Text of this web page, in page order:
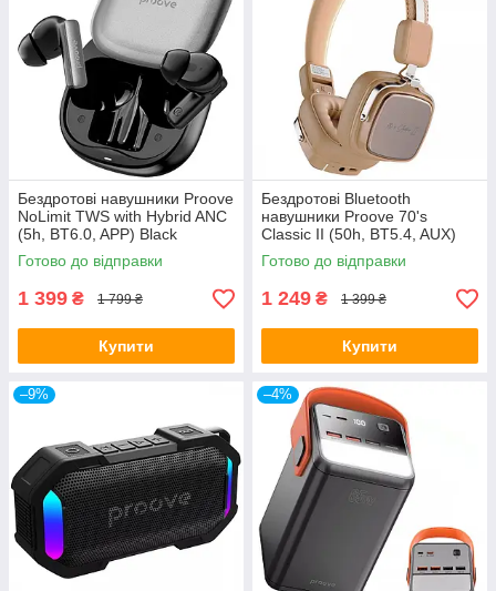
Бездротові навушники Proove
NoLimit TWS with Hybrid ANC
(5h, BT6.0, APP) Black
Готово до відправки
1 399 ₴ 1 799 ₴
Купити
Бездротові Bluetooth
навушники Proove 70's
Classic II (50h, BT5.4, AUX)
Beige
Готово до відправки
1 249 ₴ 1 399 ₴
Купити
–9% –4%